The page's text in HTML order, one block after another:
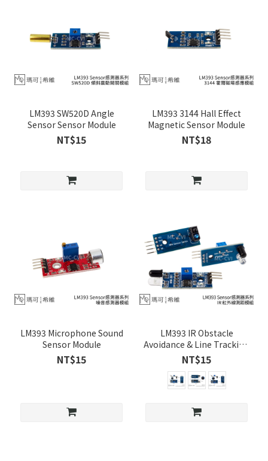
LM393 SW520D Angle
Sensor Sensor Module
NT$15
LM393 3144 Hall Effect
Magnetic Sensor Module
NT$18
LM393 Microphone Sound
Sensor Module
NT$15
LM393 IR Obstacle
Avoidance & Line Tracking
Sensor Modules
NT$15